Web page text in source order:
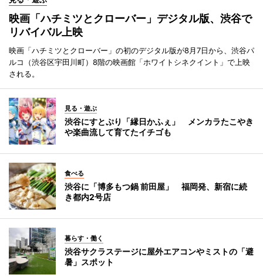
映画「ハチミツとクローバー」デジタル版、渋谷で
リバイバル上映
映画「ハチミツとクローバー」の初のデジタル版が8月7日から、渋谷パ
ルコ（渋谷区宇田川町）8階の映画館「ホワイトシネクイント」で上映
される。
見る・遊ぶ
渋谷にすとぷり「縁日かふぇ」 メンカラたこやき
や楽曲流して育てたイチゴも
食べる
渋谷に「博多もつ鍋 前田屋」 福岡発、新宿に続
き都内2号店
暮らす・働く
渋谷サクラステージに屋外エアコンやミストの「避
暑」スポット